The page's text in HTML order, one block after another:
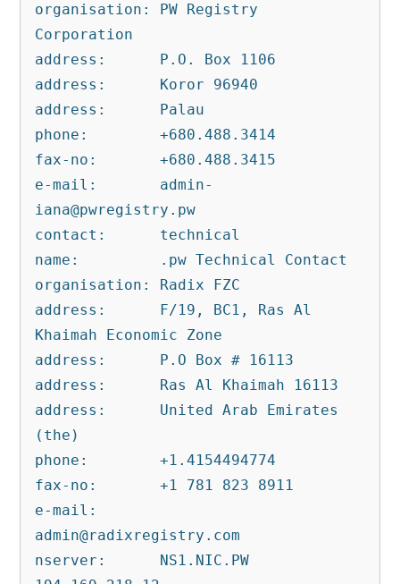
organisation: PW Registry
Corporation
address:      P.O. Box 1106
address:      Koror 96940
address:      Palau
phone:        +680.488.3414
fax-no:       +680.488.3415
e-mail: admin-
iana@pwregistry.pw
contact:      technical
name:         .pw Technical Contact
organisation: Radix FZC
address:      F/19, BC1, Ras Al
Khaimah Economic Zone
address:      P.O Box # 16113
address:      Ras Al Khaimah 16113
address:      United Arab Emirates
(the)
phone:        +1.4154494774
fax-no:       +1 781 823 8911
admin@radixregistry.com
nserver:      NS1.NIC.PW